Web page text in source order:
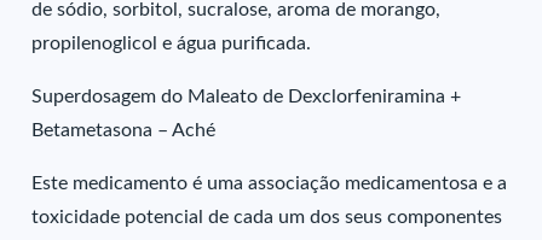
de sódio, sorbitol, sucralose, aroma de morango,
propilenoglicol e água purificada.
Superdosagem do Maleato de Dexclorfeniramina +
Betametasona – Aché
Este medicamento é uma associação medicamentosa e a
toxicidade potencial de cada um dos seus componentes